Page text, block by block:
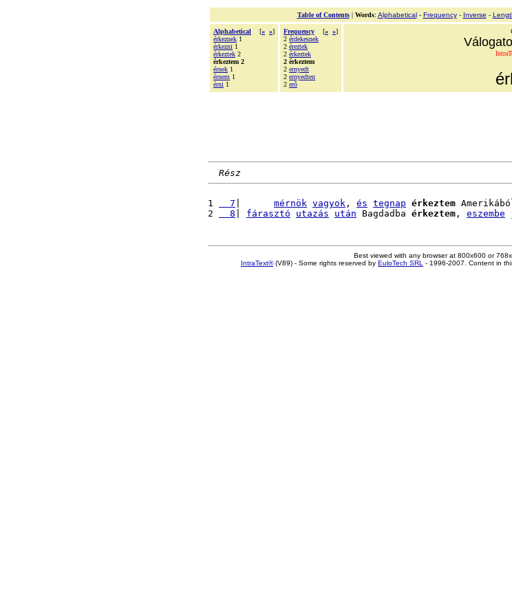
Table of Contents| Words: Alphabetical- Frequency- Inverse -
Alphabetical [« »]
érkeznek 1
érkezni 1
érkeztek 2
érkeztem 2
érnek 1
érnem 1
érni 1
Frequency [« »]
2 érdekesnek
2 éreztek
2 érkeztek
2 érkeztem
2 ernyedt
2 ernyedten
2 erõ
Rész
1
  7
mérnök vagyok , és tegnap érkeztem
2
  8
fárasztó utazás után Bagdadba érkeztem , eszembe
Best viewed with any browser at 800x600 or
IntraText®(V89) - Some rights reserved by EuloTech SRL - 1996-2007. Content in